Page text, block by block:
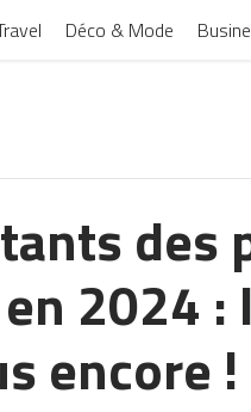
Déco & Mode
des
2024 :
encore !